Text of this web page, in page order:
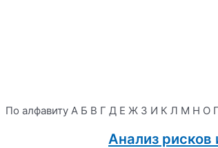
По алфавиту А Б В Г Д Е Ж З И К Л М Н О
Анализ